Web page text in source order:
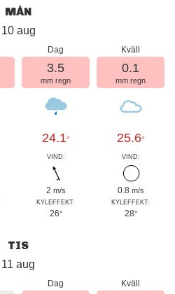
MÅN
10 aug
Dag
3.5
mm regn
24.1°
VIND:
2 m/s
KYLEFFEKT:
26°
Kväll
0.1
mm regn
25.6°
VIND:
0.8 m/s
KYLEFFEKT:
28°
TIS
11 aug
Dag Kväll